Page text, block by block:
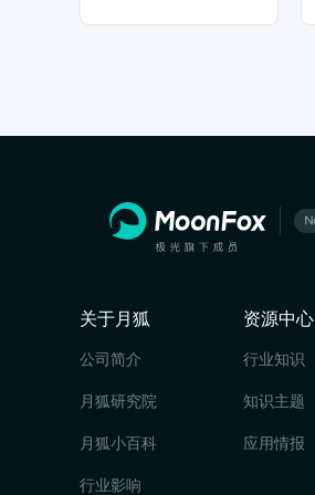
关于月狐
公司简介
月狐研究院
月狐小百科
行业影响
资源中心
行业知识
知识主题
应用情报